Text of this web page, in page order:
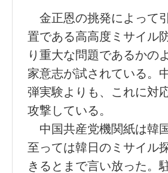
金正恩の挑発によって
置である高高度ミサイル
り重大な問題であるかの
家意志が試されている。
弾実験よりも、これに対
攻撃している。
中国共産党機関紙は韓
至っては韓日のミサイル
きるとまで言い放った。